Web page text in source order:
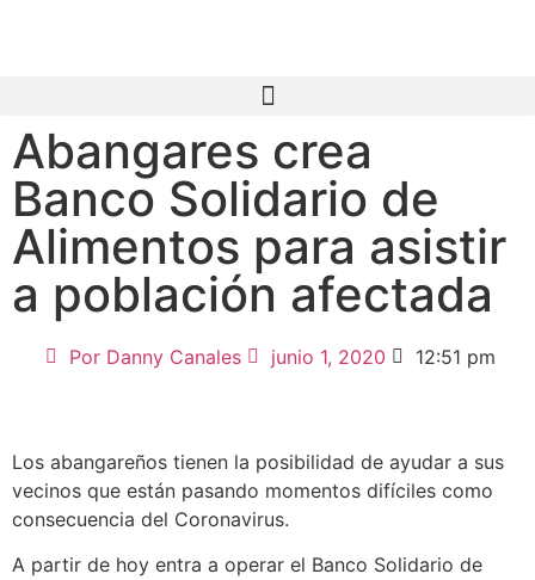
Abangares crea
Banco Solidario de
Alimentos para asistir
a población afectada
Por Danny Canales junio 1, 2020 12:51 pm
Los abangareños tienen la posibilidad de ayudar a sus
vecinos que están pasando momentos difíciles como
consecuencia del Coronavirus.
A partir de hoy entra a operar el Banco Solidario de